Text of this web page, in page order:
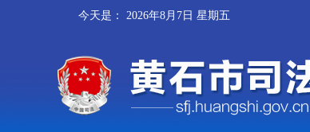
今天是： 2026年8月7日 星期五